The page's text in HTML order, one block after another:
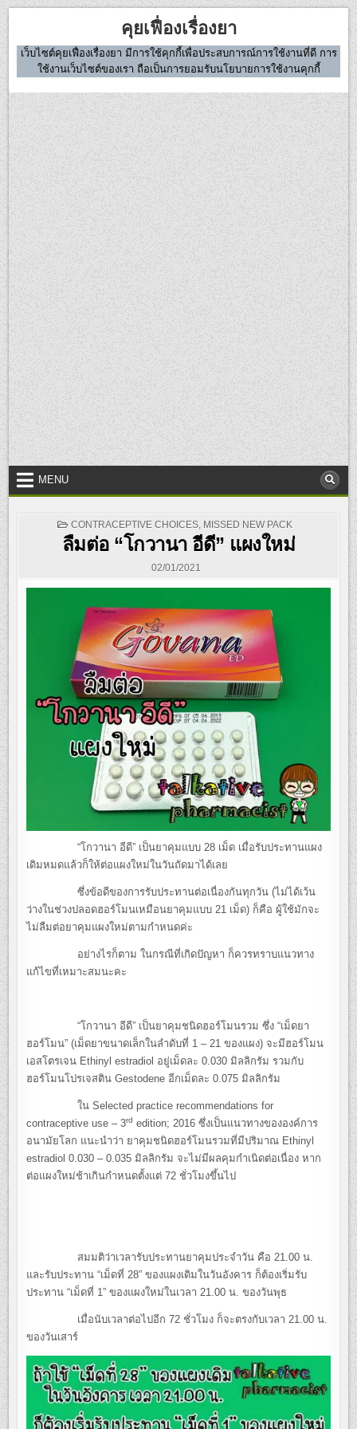
Skip
to
content
คุยเฟื่องเรื่องยา
เว็บไซต์คุยเฟื่องเรื่องยา มีการใช้คุกกี้เพื่อประสบการณ์การใช้งานที่ดี การ
ใช้งานเว็บไซต์ของเรา ถือเป็นการยอมรับนโยบายการใช้งานคุกกี้
MENU
POSTED
IN
CONTRACEPTIVE CHOICES, MISSED NEW PACK
ลืมต่อ “โกวานา อีดี” แผงใหม่
02/01/2021
“โกวานา อีดี” เป็นยาคุมแบบ 28 เม็ด เมื่อรับประทานแผง
เดิมหมดแล้วก็ให้ต่อแผงใหม่ในวันถัดมาได้เลย
ซึ่งข้อดีของการรับประทานต่อเนื่องกันทุกวัน (ไม่ได้เว้น
ว่างในช่วงปลอดฮอร์โมนเหมือนยาคุมแบบ 21 เม็ด) ก็คือ ผู้ใช้มักจะ
ไม่ลืมต่อยาคุมแผงใหม่ตามกำหนดค่ะ
อย่างไรก็ตาม ในกรณีที่เกิดปัญหา ก็ควรทราบแนวทาง
แก้ไขที่เหมาะสมนะคะ
“โกวานา อีดี” เป็นยาคุมชนิดฮอร์โมนรวม ซึ่ง “เม็ดยา
ฮอร์โมน” (เม็ดยาขนาดเล็กในลำดับที่ 1 – 21 ของแผง) จะมีฮอร์โมน
เอสโตรเจน Ethinyl estradiol อยู่เม็ดละ 0.030 มิลลิกรัม รวมกับ
ฮอร์โมนโปรเจสติน Gestodene อีกเม็ดละ 0.075 มิลลิกรัม
ใน Selected practice recommendations for
contraceptive use – 3rd edition; 2016 ซึ่งเป็นแนวทางขององค์การ
อนามัยโลก แนะนำว่า ยาคุมชนิดฮอร์โมนรวมที่มีปริมาณ Ethinyl
estradiol 0.030 – 0.035 มิลลิกรัม จะไม่มีผลคุมกำเนิดต่อเนื่อง หาก
ต่อแผงใหม่ช้าเกินกำหนดตั้งแต่ 72 ชั่วโมงขึ้นไป
สมมติว่าเวลารับประทานยาคุมประจำวัน คือ 21.00 น.
และรับประทาน “เม็ดที่ 28” ของแผงเดิมในวันอังคาร ก็ต้องเริ่มรับ
ประทาน “เม็ดที่ 1” ของแผงใหม่ในเวลา 21.00 น. ของวันพุธ
เมื่อนับเวลาต่อไปอีก 72 ชั่วโมง ก็จะตรงกับเวลา 21.00 น.
ของวันเสาร์